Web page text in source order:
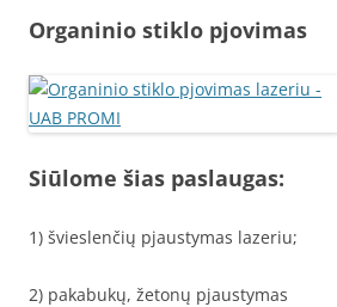
Organinio stiklo pjovimas
Siūlome šias paslaugas:
1) švieslenčių pjaustymas lazeriu;
2) pakabukų, žetonų pjaustymas